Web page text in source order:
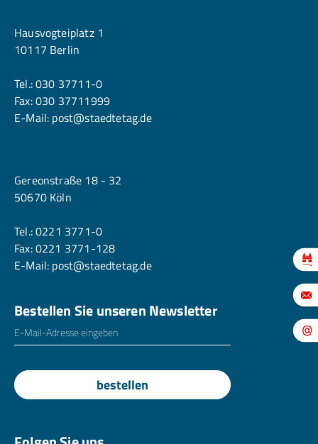
Hausvogteiplatz 1
10117 Berlin
Tel.:030 37711-0
Fax: 030 37711999
E-Mail: post@staedtetag.de
Gereonstraße 18 - 32
50670 Köln
Tel.:0221 3771-0
Fax: 0221 3771-128
E-Mail: post@staedtetag.de
Bestellen Sie unseren Newsletter
E-Mailadresse
bestellen